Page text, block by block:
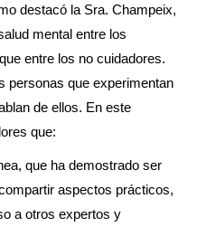
destacó la Sra. Champeix,
mental entre los
entre los no cuidadores.
personas que experimentan
de ellos. En este
que:
que ha demostrado ser
aspectos prácticos,
a otros expertos y